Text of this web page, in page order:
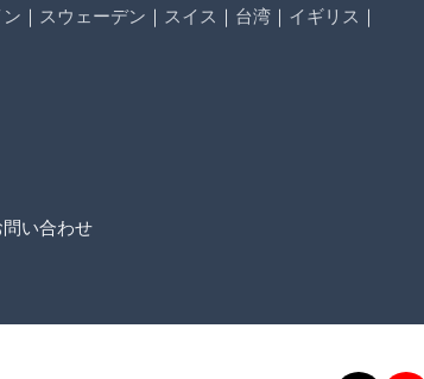
｜ スウェーデン ｜ スイス ｜ 台湾 ｜ イギリス ｜
問い合わせ